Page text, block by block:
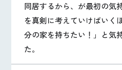
同居するから、が最初の気
を真剣に考えていけばいく
分の家を持ちたい！」と気
た。